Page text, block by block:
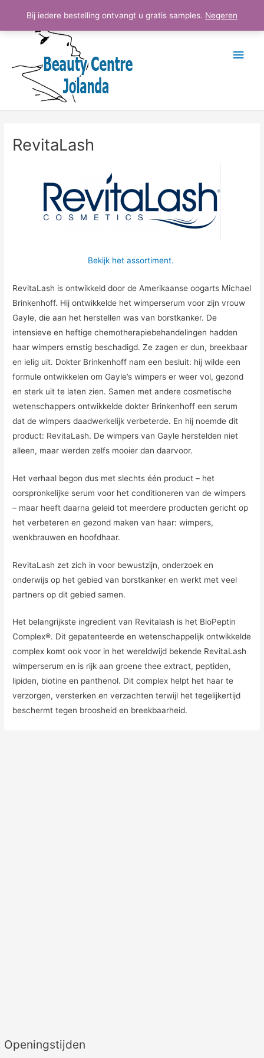
Bij iedere bestelling ontvangt u gratis samples. Negeren
Openingstijden
RevitaLash
Bekijk het assortiment.
RevitaLash is ontwikkeld door de Amerikaanse oogarts Michael
Brinkenhoff. Hij ontwikkelde het wimperserum voor zijn vrouw
Gayle, die aan het herstellen was van borstkanker. De
intensieve en heftige chemotherapiebehandelingen hadden
haar wimpers ernstig beschadigd. Ze zagen er dun, breekbaar
en ielig uit. Dokter Brinkenhoff nam een besluit: hij wilde een
formule ontwikkelen om Gayle’s wimpers er weer vol, gezond
en sterk uit te laten zien. Samen met andere cosmetische
wetenschappers ontwikkelde dokter Brinkenhoff een serum
dat de wimpers daadwerkelijk verbeterde. En hij noemde dit
product: RevitaLash. De wimpers van Gayle herstelden niet
alleen, maar werden zelfs mooier dan daarvoor.
Het verhaal begon dus met slechts één product – het
oorspronkelijke serum voor het conditioneren van de wimpers
– maar heeft daarna geleid tot meerdere producten gericht op
het verbeteren en gezond maken van haar: wimpers,
wenkbrauwen en hoofdhaar.
RevitaLash zet zich in voor bewustzijn, onderzoek en
onderwijs op het gebied van borstkanker en werkt met veel
partners op dit gebied samen.
Het belangrijkste ingredient van Revitalash is het BioPeptin
Complex®. Dit gepatenteerde en wetenschappelijk ontwikkelde
complex komt ook voor in het wereldwijd bekende RevitaLash
wimperserum en is rijk aan groene thee extract, peptiden,
lipiden, biotine en panthenol. Dit complex helpt het haar te
verzorgen, versterken en verzachten terwijl het tegelijkertijd
beschermt tegen broosheid en breekbaarheid.